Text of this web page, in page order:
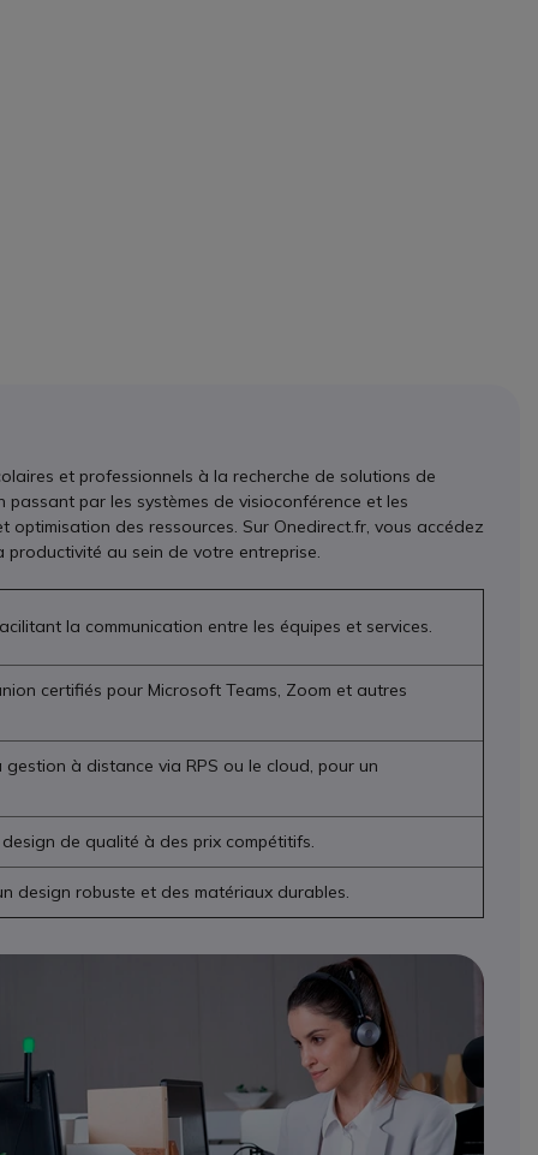
et professionnels à la recherche de solutions de
par les systèmes de visioconférence et les
des ressources. Sur Onedirect.fr, vous accédez
au sein de votre entreprise.
la communication entre les équipes et services.
certifiés pour Microsoft Teams, Zoom et autres
à distance via RPS ou le cloud, pour un
de qualité à des prix compétitifs.
design robuste et des matériaux durables.